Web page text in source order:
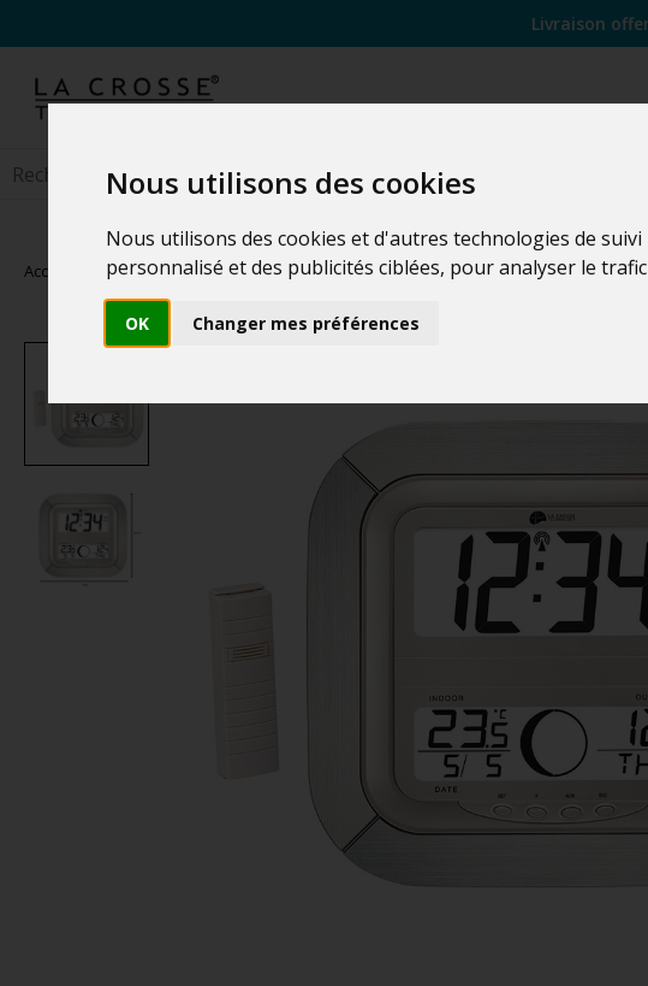
Nous utilisons des cookies
Nous utilisons des cookies et d'autres technologies de
personnalisé et des publicités ciblées, pour analyser le
OK Changer mes préférences
Livraison
Accueil Stations Météo > Stations Murales